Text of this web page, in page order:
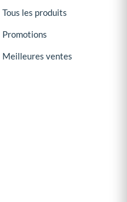
Tous les produits
Promotions
Meilleures ventes